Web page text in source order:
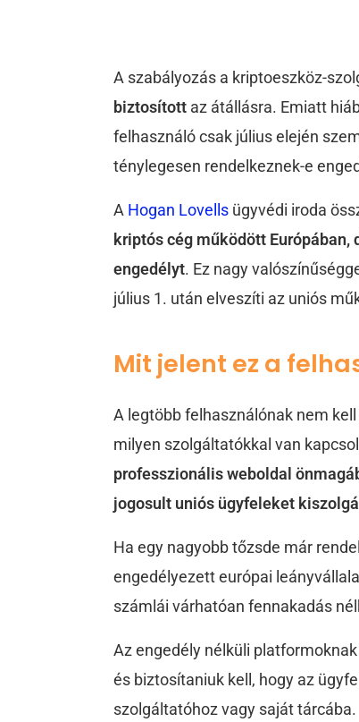
A szabályozás a kriptoeszköz-
biztosított az átállásra. Emiatt
felhasználó csak július elején
ténylegesen rendelkeznek-e
A Hogan Lovells ügyvédi iroda
kriptós cég működött
engedélyt. Ez nagy
július 1. után elveszíti az uniós
Mit jelent ez a
A legtöbb felhasználónak nem
milyen szolgáltatókkal van
professzionális weboldal
jogosult uniós ügyfeleket
Ha egy nagyobb tőzsde már
engedélyezett európai
számlái várhatóan fennakadás
Az engedély nélküli
és biztosítaniuk kell, hogy az
szolgáltatóhoz vagy saját tárcába.